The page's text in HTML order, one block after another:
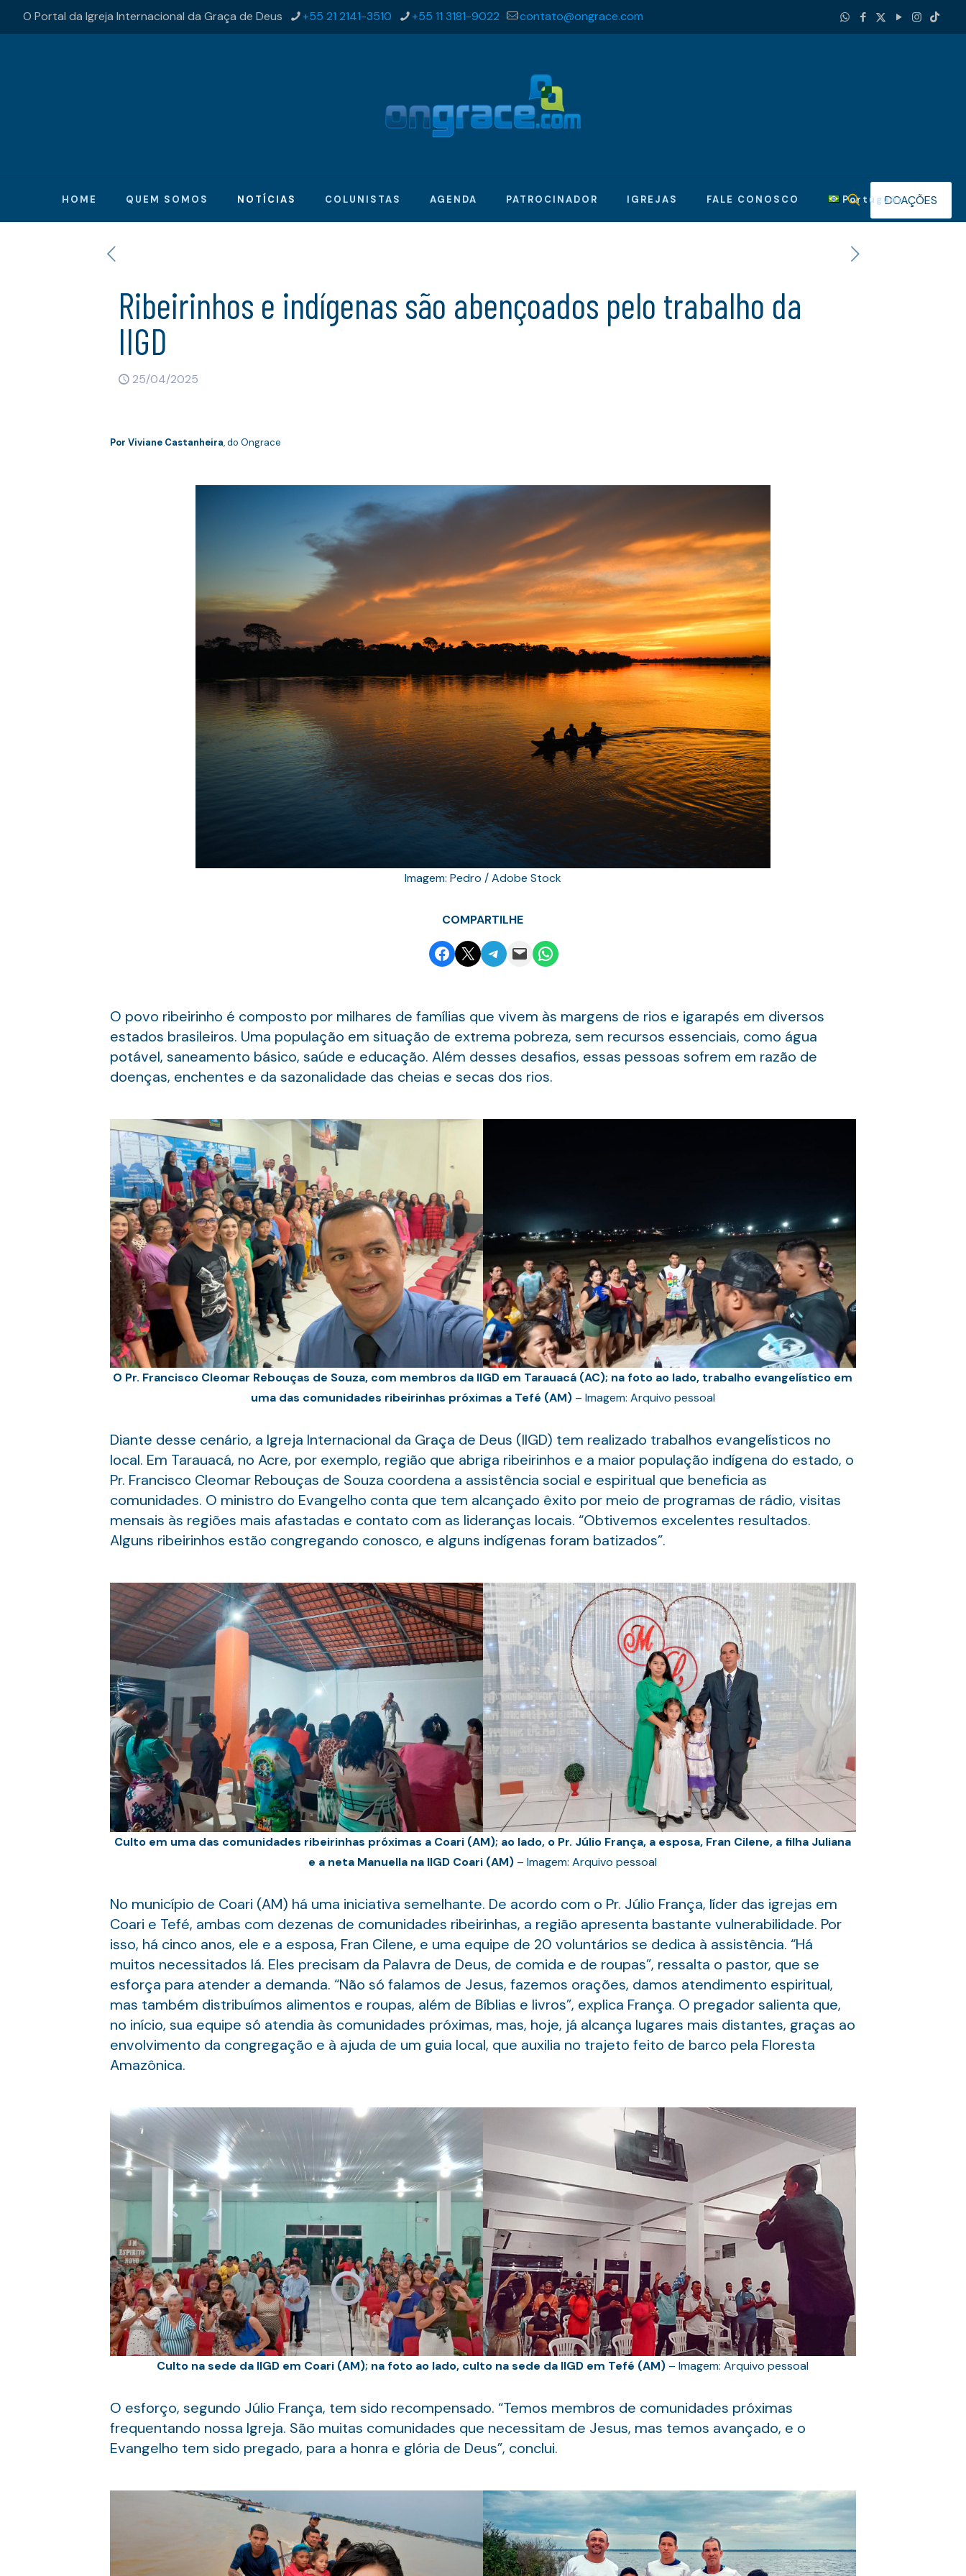
O Portal da Igreja Internacional da Graça de Deus +55 21 2141-3510 +55 11 3181-9022 contato@ongrace.com
HOME QUEM SOMOS NOTÍCIAS COLUNISTAS AGENDA PATROCINADOR IGREJAS FALE CONOSCO PortuguêsDOAÇÕES
Ribeirinhos e indígenas são abençoados pelo trabalho da
IIGD
25/04/2025
Por Viviane Castanheira, do Ongrace
Imagem: Pedro / Adobe Stock
COMPARTILHE
Share on Facebook
Email this PageShare on Telegram
Email this PageShare on WhatsApp
O povo ribeirinho é composto por milhares de famílias que vivem às margens de rios e igarapés em diversos
estados brasileiros. Uma população em situação de extrema pobreza, sem recursos essenciais, como água
potável, saneamento básico, saúde e educação. Além desses desafios, essas pessoas sofrem em razão de
doenças, enchentes e da sazonalidade das cheias e secas dos rios.
O Pr. Francisco Cleomar Rebouças de Souza, com membros da IIGD em Tarauacá (AC); na foto ao lado, trabalho evangelístico em
uma das comunidades ribeirinhas próximas a Tefé (AM)– Imagem: Arquivo pessoal
Diante desse cenário, a Igreja Internacional da Graça de Deus (IIGD) tem realizado trabalhos evangelísticos no
local. Em Tarauacá, no Acre, por exemplo, região que abriga ribeirinhos e a maior população indígena do estado, o
Pr. Francisco Cleomar Rebouças de Souza coordena a assistência social e espiritual que beneficia as
comunidades. O ministro do Evangelho conta que tem alcançado êxito por meio de programas de rádio, visitas
mensais às regiões mais afastadas e contato com as lideranças locais. “Obtivemos excelentes resultados.
Alguns ribeirinhos estão congregando conosco, e alguns indígenas foram batizados”.
Culto em uma das comunidades ribeirinhas próximas a Coari (AM); ao lado, o Pr. Júlio França, a esposa, Fran Cilene, a filha Juliana
e a neta Manuella na IIGD Coari (AM) – Imagem: Arquivo pessoal
No município de Coari (AM) há uma iniciativa semelhante. De acordo com o Pr. Júlio França, líder das igrejas em
Coari e Tefé, ambas com dezenas de comunidades ribeirinhas, a região apresenta bastante vulnerabilidade. Por
isso, há cinco anos, ele e a esposa, Fran Cilene, e uma equipe de 20 voluntários se dedica à assistência. “Há
muitos necessitados lá. Eles precisam da Palavra de Deus, de comida e de roupas”, ressalta o pastor, que se
esforça para atender a demanda. “Não só falamos de Jesus, fazemos orações, damos atendimento espiritual,
mas também distribuímos alimentos e roupas, além de Bíblias e livros”, explica França. O pregador salienta que,
no início, sua equipe só atendia às comunidades próximas, mas, hoje, já alcança lugares mais distantes, graças ao
envolvimento da congregação e à ajuda de um guia local, que auxilia no trajeto feito de barco pela Floresta
Amazônica.
Culto na sede da IIGD em Coari (AM); na foto ao lado, culto na sede da IIGD em Tefé (AM) – Imagem: Arquivo pessoal
O esforço, segundo Júlio França, tem sido recompensado. “Temos membros de comunidades próximas
frequentando nossa Igreja. São muitas comunidades que necessitam de Jesus, mas temos avançado, e o
Evangelho tem sido pregado, para a honra e glória de Deus”, conclui.